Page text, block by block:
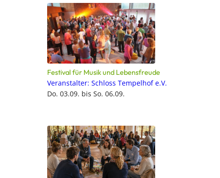
Festival für Musik und Lebensfreude
Veranstalter: Schloss Tempelhof e.V.
Do. 03.09. bis So. 06.09.